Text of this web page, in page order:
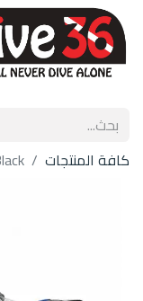
كافة المنتجات